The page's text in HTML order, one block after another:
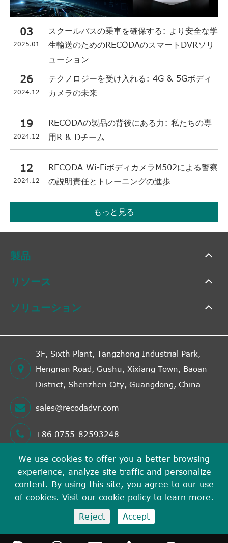
03
2025.01
スクールバスの乗車を確保する: より安全な学
生輸送のためのRECODAのスマートDVRソリ
ューション
26
2024.12
テクノロジーを受け入れる: 4G & 5Gボディ
カメラの未来
19
2024.12
RECODAの製品の背後にある力: 私たちの専
用R & Dチーム
12
2024.12
RECODA Wi-FiボディカメラM502による警察
の説明責任とトレーニングの進歩
もっと見る
製品
リソース
ソリューション
3F, Sixth Plant, Tangzhong Industrial Park,
Hengnan Road, Gushu, Xixiang Town, Baoan
District, Shenzhen City, Guangdong, China
sales@recodadvr.com
+86 0755-82593248
著作権©Shenzhen RECODA Technologies Limitedす
べての権利が予約されています。
We use cookies to offer you a better browsing
experience, analyze site traffic and personalize
content. By using this site, you agree to our use
of cookies. Visit our cookie policyto learn more.
Reject Accept